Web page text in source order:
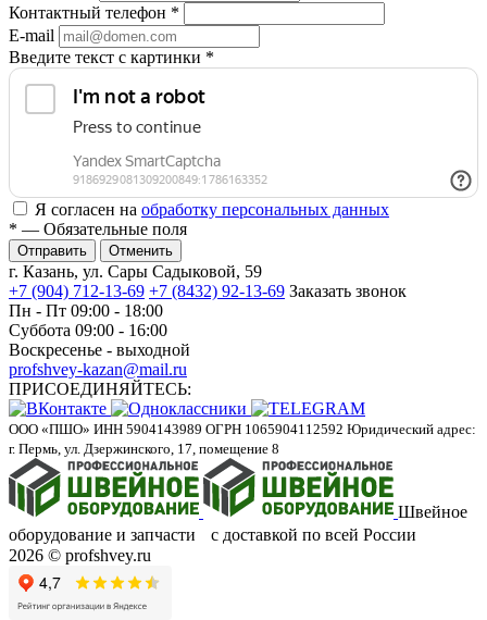
Контактный телефон *
E-mail
Введите текст с картинки *
Я согласен на обработку персональных данных
* — Обязательные поля
Отменить
г. Казань, ул. Сары Садыковой, 59
+7 (904) 712-13-69 +7 (8432) 92-13-69 Заказать звонок
Пн - Пт 09:00 - 18:00
Суббота 09:00 - 16:00
Воскресенье - выходной
profshvey-kazan@mail.ru
ПРИСОЕДИНЯЙТЕСЬ:
ООО «ПШО» ИНН 5904143989 ОГРН 1065904112592 Юридический адрес:
г. Пермь, ул. Дзержинского, 17, помещение 8
Швейное
оборудование и запчасти с доставкой по всей России
2026 © profshvey.ru